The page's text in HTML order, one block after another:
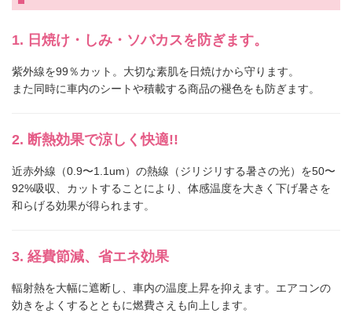
日焼け・しみ・ソバカスを防ぎます。
紫外線を99％カット。大切な素肌を日焼けから守ります。
また同時に車内のシートや積載する商品の褪色をも防ぎます。
断熱効果で涼しく快適!!
近赤外線（0.9〜1.1um）の熱線（ジリジリする暑さの光）を50〜
92%吸収、カットすることにより、体感温度を大きく下げ暑さを
和らげる効果が得られます。
経費節減、省エネ効果
輻射熱を大幅に遮断し、車内の温度上昇を抑えます。エアコンの
効きをよくするとともに燃費さえも向上します。